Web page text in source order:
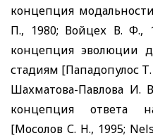
концепция
П., 1980; Войцех В. Ф.,
концепция эволюции
стадиям [Пападопулос
Шахматова-Павлова И.
концепция ответа
[Мосолов С. Н., 1995;